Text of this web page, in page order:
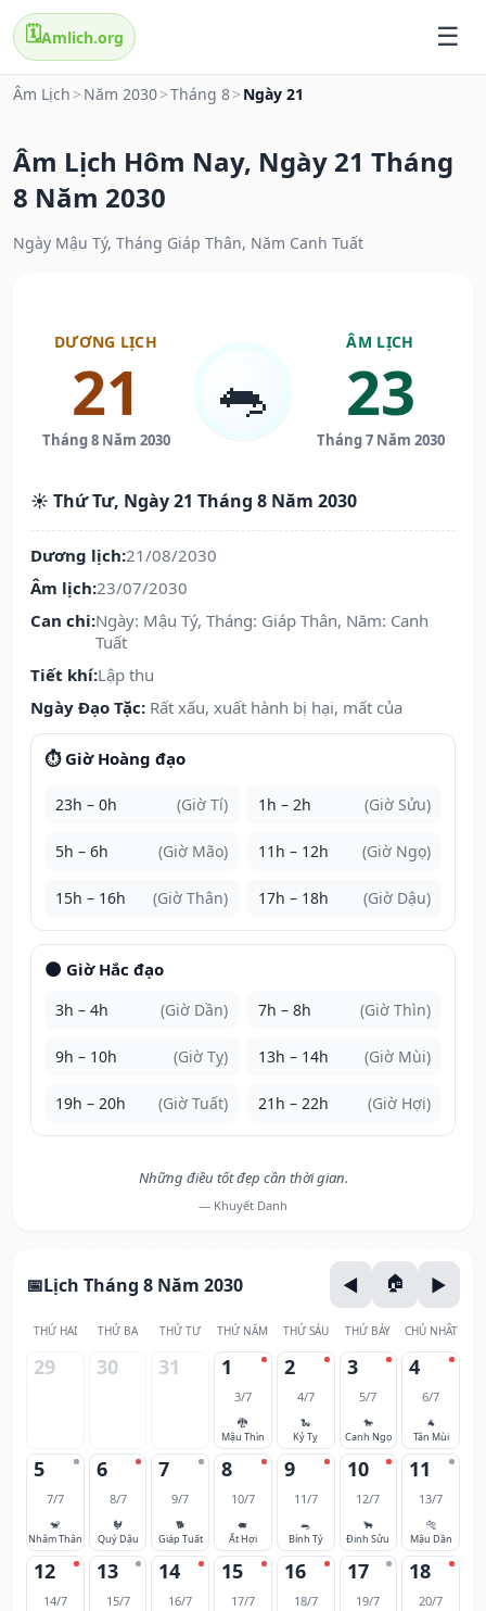
🗓️Amlich.org
Âm Lịch > Năm 2030>Tháng 8> Ngày 21
Âm Lịch Hôm Nay, Ngày 21 Tháng
8 Năm 2030
Ngày Mậu Tý, Tháng Giáp Thân, Năm Canh Tuất
DƯƠNG LỊCH
21
Tháng 8 Năm 2030
🐀
ÂM LỊCH
23
Tháng 7 Năm 2030
☀️ Thứ Tư, Ngày 21 Tháng 8 Năm 2030
Dương lịch:21/08/2030
Âm lịch:23/07/2030
Can chi:Ngày: Mậu Tý, Tháng: Giáp Thân, Năm: Canh
Tuất
Tiết khí:Lập thu
Ngày Đạo Tặc: Rất xấu, xuất hành bị hại, mất của
⏱️ Giờ Hoàng đạo
23h – 0h (Giờ Tí) 1h – 2h (Giờ Sửu)
5h – 6h (Giờ Mão) 11h – 12h (Giờ Ngọ)
15h – 16h (Giờ Thân) 17h – 18h (Giờ Dậu)
🌑 Giờ Hắc đạo
3h – 4h (Giờ Dần) 7h – 8h (Giờ Thìn)
9h – 10h (Giờ Tỵ) 13h – 14h (Giờ Mùi)
19h – 20h (Giờ Tuất) 21h – 22h (Giờ Hợi)
Những điều tốt đẹp cần thời gian.
— Khuyết Danh
Lịch Tháng 8 Năm 2030
THỨ HAI THỨ BA THỨ TƯ THỨ NĂM THỨ SÁU THỨ BẢY CHỦ NHẬT
29 30 31 1
3/7
🐉
Mậu Thìn
2
4/7
🐍
Kỷ Tỵ
3
5/7
🐎
Canh Ngọ
4
6/7
🐐
Tân Mùi
5
7/7
🐒
Nhâm Thân
6
8/7
🐓
Quý Dậu
7
9/7
🐕
Giáp Tuất
8
10/7
🐖
Ất Hợi
9
11/7
🐀
Bính Tý
10
12/7
🐂
Đinh Sửu
11
13/7
🐅
Mậu Dần
12
14/7
13
15/7
14
16/7
15
17/7
16
18/7
17
19/7
18
20/7